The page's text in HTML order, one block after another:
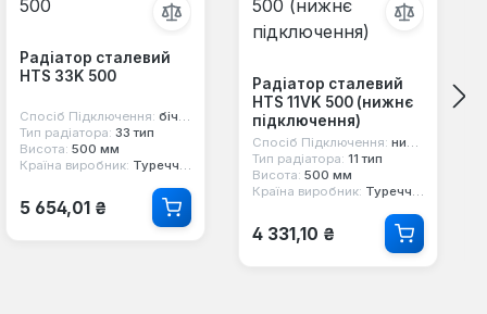
Радіатор сталевий
HTS 33K 500
Спосіб Підключення: бічне
Тип радіатора: 33 тип
Висота: 500 мм
Країна виробник: Туреччина
Звичайна ціна:
5 654,01 ₴
Радіатор сталевий
HTS 11VK 500 (нижнє
підключення)
Спосіб Підключення: нижнє
Тип радіатора: 11 тип
Висота: 500 мм
Країна виробник: Туреччина
Звичайна ціна:
4 331,10 ₴